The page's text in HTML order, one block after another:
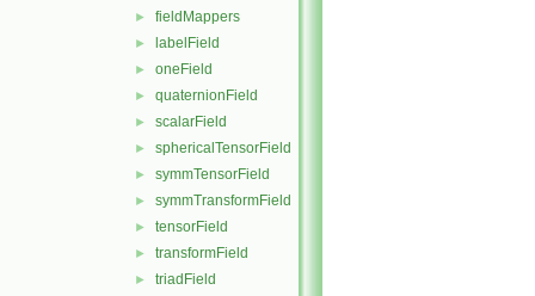
► fieldMappers
► labelField
► oneField
► quaternionField
► scalarField
► sphericalTensorField
► symmTensorField
► symmTransformField
► tensorField
► transformField
► triadField